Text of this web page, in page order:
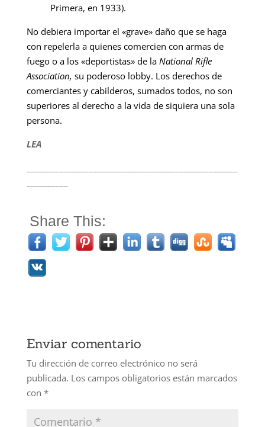
Primera, en 1933).
No debiera importar el «grave» daño que se haga
con repelerla a quienes comercien con armas de
fuego o a los «deportistas» de la National Rifle
Association, su poderoso lobby. Los derechos de
comerciantes y cabilderos, sumados todos, no son
superiores al derecho a la vida de siquiera una sola
persona.
LEA
Share This:
Enviar comentario
Tu dirección de correo electrónico no será
publicada. Los campos obligatorios están marcados
con *